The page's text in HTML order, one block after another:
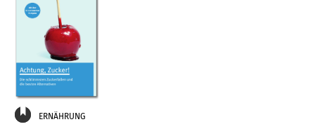
ERNÄHRUNG